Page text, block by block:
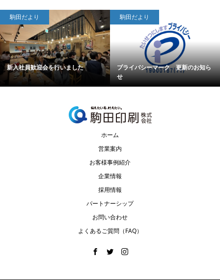
駒田だより
新入社員歓迎会を行いました
駒田だより
プライバシーマーク 更新のお知ら
せ
ホーム
営業案内
お客様事例紹介
企業情報
採用情報
パートナーシップ
お問い合わせ
よくあるご質問（FAQ）